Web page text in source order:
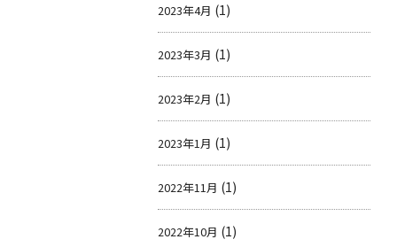
2023年4月 (1)
2023年3月 (1)
2023年2月 (1)
2023年1月 (1)
2022年11月 (1)
2022年10月 (1)